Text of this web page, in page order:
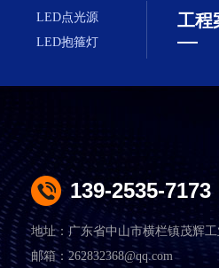
LED点光源
LED抱箍灯
工程
139-2535-7173
地址：广东省中山市横栏镇茂辉
邮箱：262832368@qq.com